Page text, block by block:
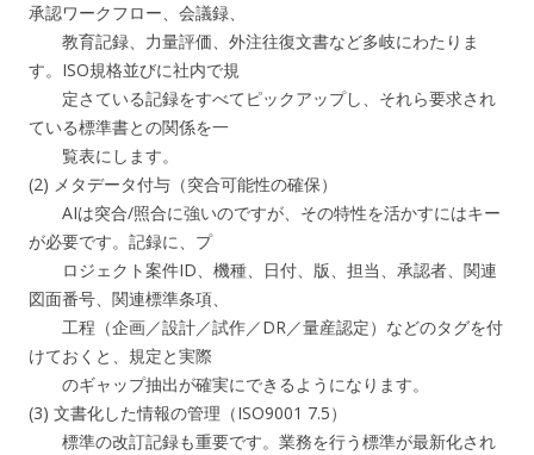
承認ワークフロー、会議録、
教育記録、力量評価、外注往復文書など多岐にわたりま
す。ISO規格並びに社内で規
定さている記録をすべてピックアップし、それら要求され
ている標準書との関係を一
覧表にします。
(2) メタデータ付与（突合可能性の確保）
AIは突合/照合に強いのですが、その特性を活かすにはキー
が必要です。記録に、プ
ロジェクト案件ID、機種、日付、版、担当、承認者、関連
図面番号、関連標準条項、
工程（企画／設計／試作／DR／量産認定）などのタグを付
けておくと、規定と実際
のギャップ抽出が確実にできるようになります。
(3) 文書化した情報の管理（ISO9001 7.5）
標準の改訂記録も重要です。業務を行う標準が最新化され